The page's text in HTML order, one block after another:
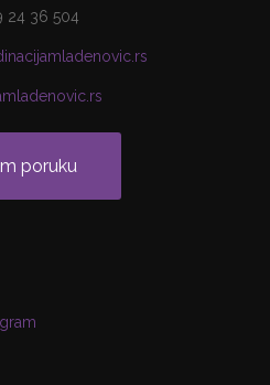
24 36 504
poruku